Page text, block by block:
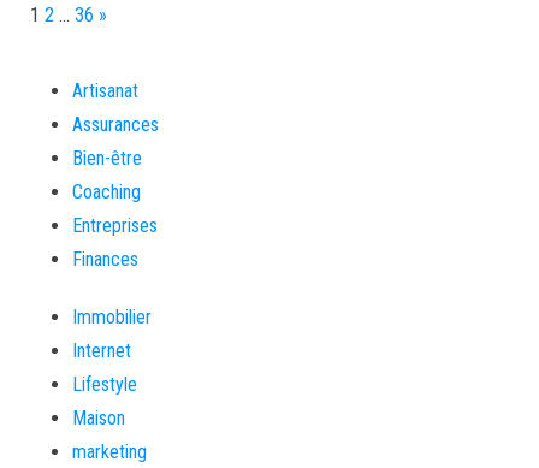
Page:
1 2 … 36 Next
»
Artisanat
Assurances
Bien-être
Coaching
Entreprises
Finances
Immobilier
Internet
Lifestyle
Maison
marketing